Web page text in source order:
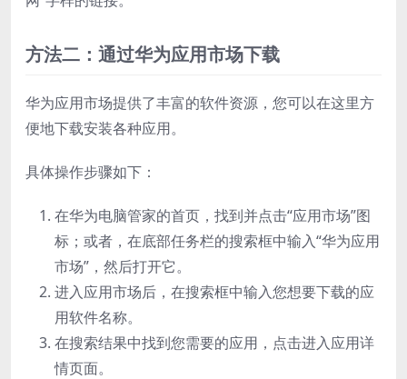
方法二：通过华为应用市场下载
华为应用市场提供了丰富的软件资源，您可以在这里方
便地下载安装各种应用。
具体操作步骤如下：
在华为电脑管家的首页，找到并点击“应用市场”图
标；或者，在底部任务栏的搜索框中输入“华为应用
市场”，然后打开它。
进入应用市场后，在搜索框中输入您想要下载的应
用软件名称。
在搜索结果中找到您需要的应用，点击进入应用详
情页面。